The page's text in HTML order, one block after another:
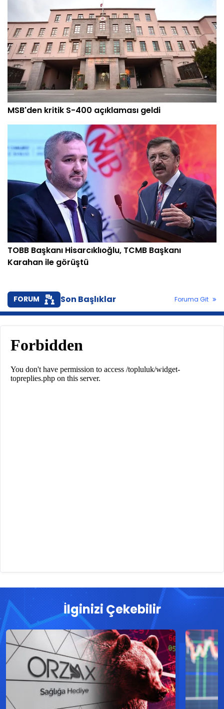
MSB'den kritik S-400 açıklaması geldi
TOBB Başkanı Hisarcıklıoğlu, TCMB Başkanı
Karahan ile görüştü
FORUM Son Başlıklar Foruma Git
İlginizi Çekebilir